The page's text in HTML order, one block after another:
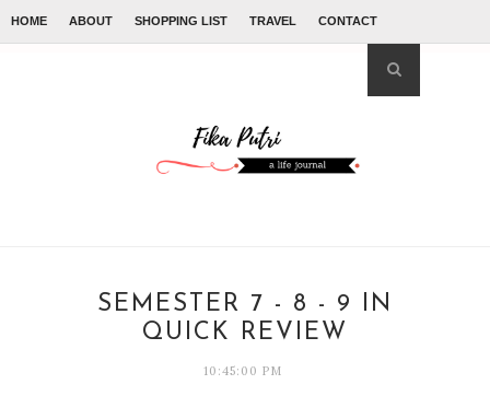
HOME ABOUT SHOPPING LIST TRAVEL CONTACT
SEMESTER 7 - 8 - 9 IN
QUICK REVIEW
10:45:00 PM